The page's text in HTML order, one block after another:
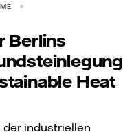
Berlins
Heat
der industriellen